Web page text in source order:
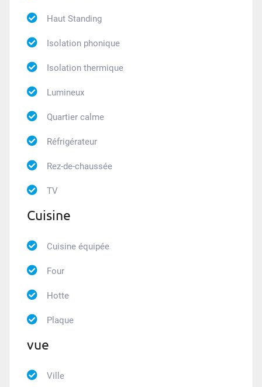
Haut Standing
Isolation phonique
Isolation thermique
Lumineux
Quartier calme
Réfrigérateur
Rez-de-chaussée
TV
Cuisine
Cuisine équipée
Four
Hotte
Plaque
vue
Ville